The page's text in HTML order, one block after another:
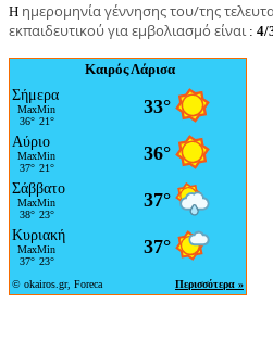
Η ημερομηνία γέννησης του/της
εκπαιδευτικού για εμβολιασμό είναι: 4/
Καιρός Λάρισα